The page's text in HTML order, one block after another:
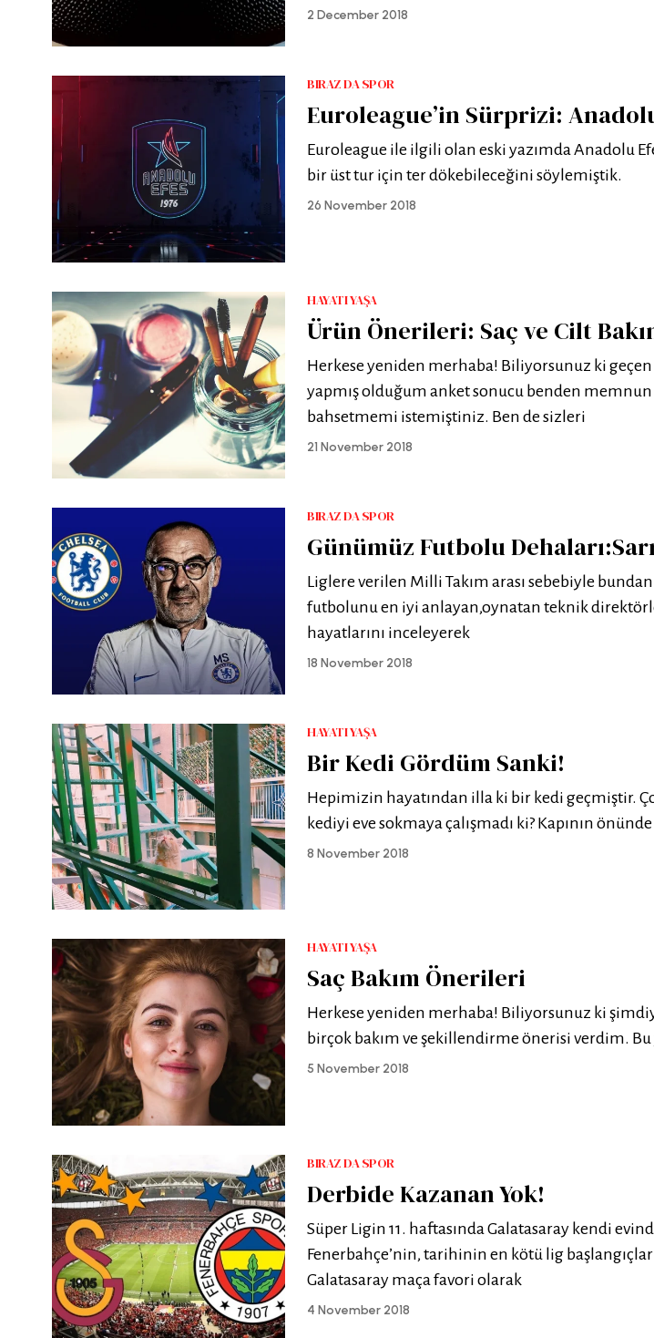
2 December 2018
BIRAZ DA SPOR
Euroleague’in Sürprizi:
Euroleague ile ilgili olan eski yazımda Anadolu
bir üst tur için ter dökebileceğini söylemiştik.
26 November 2018
HAYATI YAŞA
Ürün Önerileri: Saç ve Cilt
Herkese yeniden merhaba! Biliyorsunuz ki
yapmış olduğum anket sonucu benden
bahsetmemi istemiştiniz. Ben de sizleri
21 November 2018
BIRAZ DA SPOR
Günümüz Futbolu
Liglere verilen Milli Takım arası sebebiyle
futbolunu en iyi anlayan,oynatan teknik
hayatlarını inceleyerek
18 November 2018
HAYATI YAŞA
Bir Kedi Gördüm Sanki!
Hepimizin hayatından illa ki bir kedi geçmiştir.
kediyi eve sokmaya çalışmadı ki? Kapının
8 November 2018
HAYATI YAŞA
Saç Bakım Önerileri
Herkese yeniden merhaba! Biliyorsunuz ki
birçok bakım ve şekillendirme önerisi verdim.
5 November 2018
BIRAZ DA SPOR
Derbide Kazanan Yok!
Süper Ligin 11. haftasında Galatasaray kendi
Fenerbahçe’nin, tarihinin en kötü lig
Galatasaray maça favori olarak
4 November 2018